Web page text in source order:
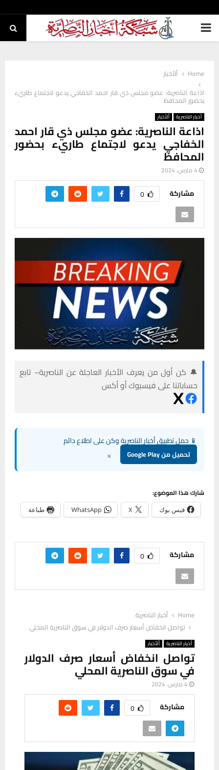
PRIMARY
Home
ألأخبار
اذاعة الناصرية: عضو مجلس ذي قار احمد الخفاجي يدعو لاجتماع طاريء
بحضور المحافظ
أخبار الناصرية ألأخبار
اذاعة الناصرية: عضو مجلس ذي قار احمد
الخفاجي يدعو لاجتماع طاريء بحضور
المحافظ
4 مارس، 2024
مشاركة 0
🔔 كن أول من يعرف الأخبار العاجلة عن الناصرية– تابع
حساباتنا على فيسبوك أو أكس
📱 حمل تطبيق أخبار الناصرية وكن على اطلاع دائم
تحميل من Google Play ×
شارك هذا الموضوع:
فيس بوك X
WhatsApp طباعة
مشاركة 0
Home
أخبار الناصرية
تواصل انخفاض أسعار صرف الدولار في سوق الناصرية المحلي
أخبار الناصرية ألأخبار
تواصل انخفاض أسعار صرف الدولار
في سوق الناصرية المحلي
4 مارس، 2024
مشاركة 0